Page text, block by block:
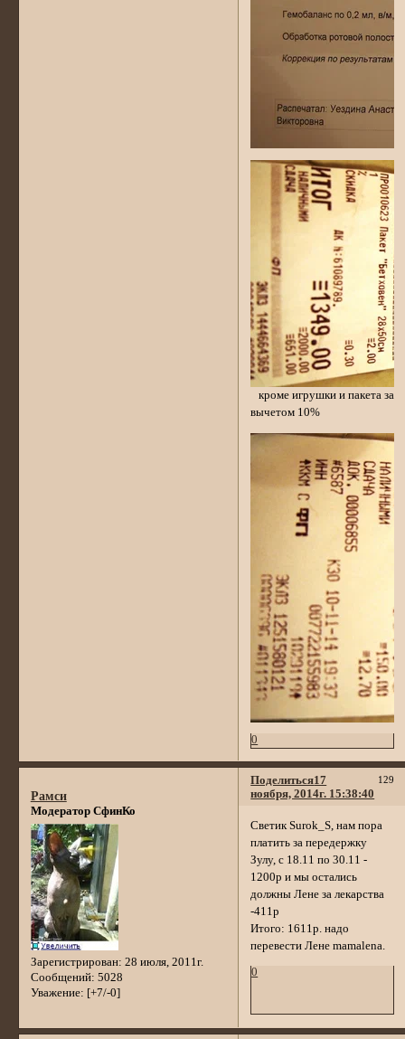
кроме игрушки и пакета за
вычетом 10%
0
Поделиться 129
17
ноября, 2014г. 15:38:40
Рамси
Модератор СфинКо
Зарегистрирован: 28 июля, 2011г.
Сообщений: 5028
Уважение: [+7/-0]
Светик Surok_S, нам пора
платить за передержку
Зулу, с 18.11 по 30.11 -
1200р и мы остались
должны Лене за лекарства
-411р
Итого: 1611р. надо
перевести Лене mamalena.
0